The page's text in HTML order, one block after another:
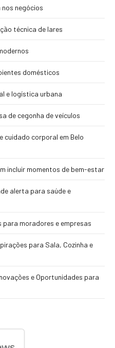
negócios
técnica de lares
domésticos
e logística urbana
de cegonha de veículos
cuidado corporal em Belo
incluir momentos de bem-estar
alerta para saúde e
para moradores e empresas
para Sala, Cozinha e
e Oportunidades para